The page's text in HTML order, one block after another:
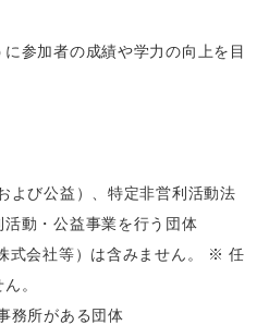
参加者の成績や学力の向上を目
よび公益）、特定非営利活動法
動・公益事業を行う団体
式会社等）は含みません。 ※ 任
。
務所がある団体